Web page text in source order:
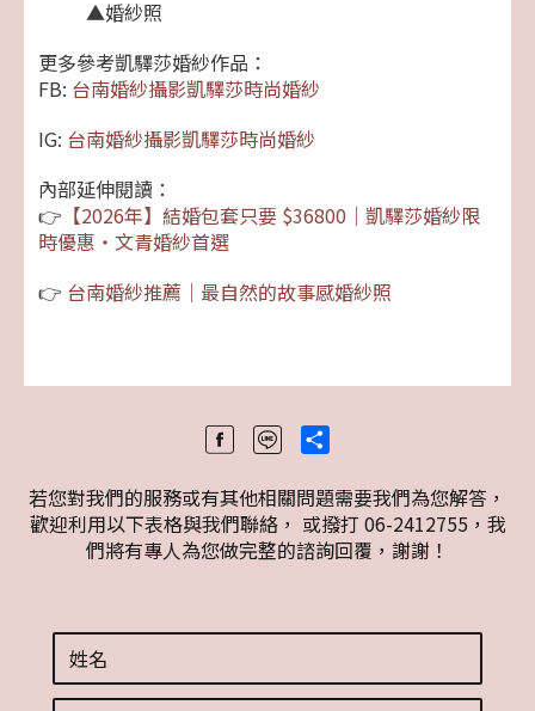
▲婚紗照
更多參考凱驛莎婚紗作品：
FB: 台南婚紗攝影凱驛莎時尚婚紗
IG: 台南婚紗攝影凱驛莎時尚婚紗
內部延伸閱讀：
👉 【2026年】結婚包套只要 $36800｜凱驛莎婚紗限
時優惠・文青婚紗首選
👉 台南婚紗推薦｜最自然的故事感婚紗照
若您對我們的服務或有其他相關問題需要我們為您解答，
歡迎利用以下表格與我們聯絡， 或撥打 06-2412755，我
們將有專人為您做完整的諮詢回覆，謝謝！